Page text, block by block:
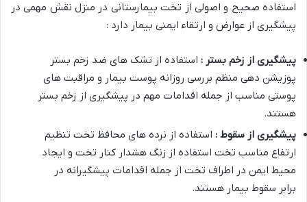
استفاده صحیح و اصولی از تخت بیمارستانی در منزل نقش مهمی در
پیشگیری از عوارض و ارتقاء ایمنی بیمار دارد :
پیشگیری از زخم بستر : استفاده از تشک های ضد زخم بستر
پوزیشن دهی منظم بررسی روزانه پوست بیمار و مراقبت های
پوستی مناسب از جمله اقدامات مهم در پیشگیری از زخم بستر
هستند.
پیشگیری از سقوط : استفاده از نرده های محافظ تخت تنظیم
ارتفاع مناسب تخت استفاده از زنگ هشدار کنار تخت و ایجاد
محیط ایمن در اطراف تخت از جمله اقدامات پیشگیرانه در
برابر سقوط بیمار هستند.